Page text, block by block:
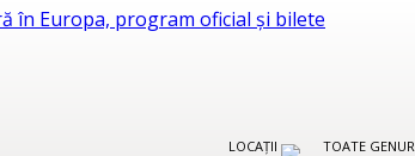
LOCAȚII TOATE